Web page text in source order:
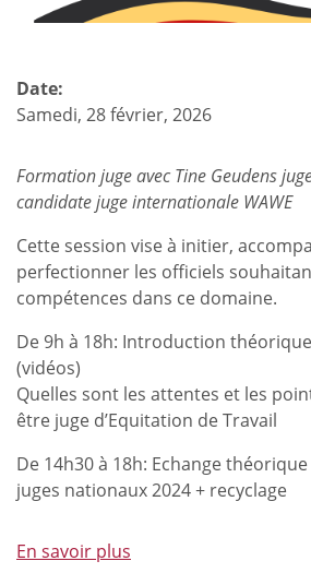
Date:
Samedi, 28 février, 2026
Formation juge avec Tine Geudens
candidate juge internationale WAWE
Cette session vise à initier,
perfectionner les officiels
compétences dans ce domaine.
De 9h à 18h: Introduction
(vidéos)
Quelles sont les attentes et les
être juge d’Equitation de Travail
De 14h30 à 18h: Echange
juges nationaux 2024 + recyclage
En savoir plus